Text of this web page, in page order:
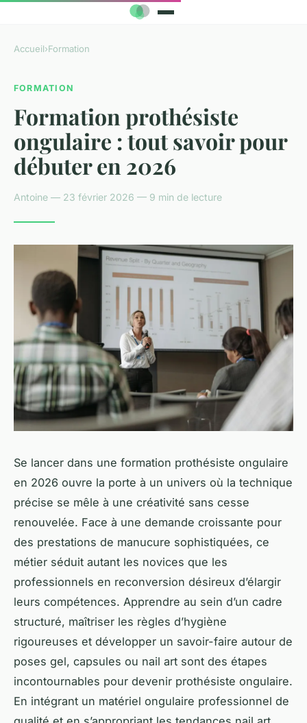
Accueil›Formation
FORMATION
Formation prothésiste
ongulaire : tout savoir pour
débuter en 2026
Antoine — 23 février 2026 — 9 min de lecture
Se lancer dans une formation prothésiste ongulaire
en 2026 ouvre la porte à un univers où la technique
précise se mêle à une créativité sans cesse
renouvelée. Face à une demande croissante pour
des prestations de manucure sophistiquées, ce
métier séduit autant les novices que les
professionnels en reconversion désireux d’élargir
leurs compétences. Apprendre au sein d’un cadre
structuré, maîtriser les règles d’hygiène
rigoureuses et développer un savoir-faire autour de
poses gel, capsules ou nail art sont des étapes
incontournables pour devenir prothésiste ongulaire.
En intégrant un matériel ongulaire professionnel de